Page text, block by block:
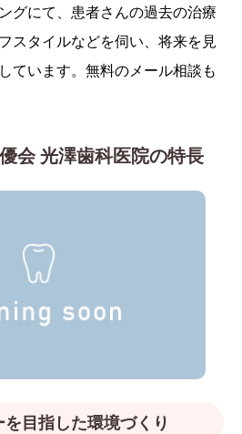
グにて、患者さんの過去の治療
スタイルなどを伺い、将来を見
ています。無料のメール相談も
会 光澤歯科医院の特長
目指した環境づくり